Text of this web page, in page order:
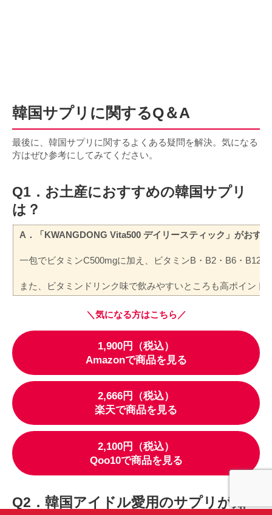
韓国サプリに関するQ＆A
最後に、韓国サプリに関するよくある疑問を解決。気になる
方はぜひ参考にしてみてください。
Q1．お土産におすすめの韓国サプリ
は？
A．「KWANGDONG Vita500 デイリースティック」がおす
一包でビタミンC500mgに加え、ビタミンB・B2・B6・B12
また、ビタミンドリンク味で飲みやすいところも高ポイン
＼気になる方はこちら／
1,900円（税込）
Amazonで商品を見る
2,666円（税込）
楽天で商品を見る
2,100円（税込）
Qoo10で商品を見る
Q2．韓国アイドル愛用のサプリが知